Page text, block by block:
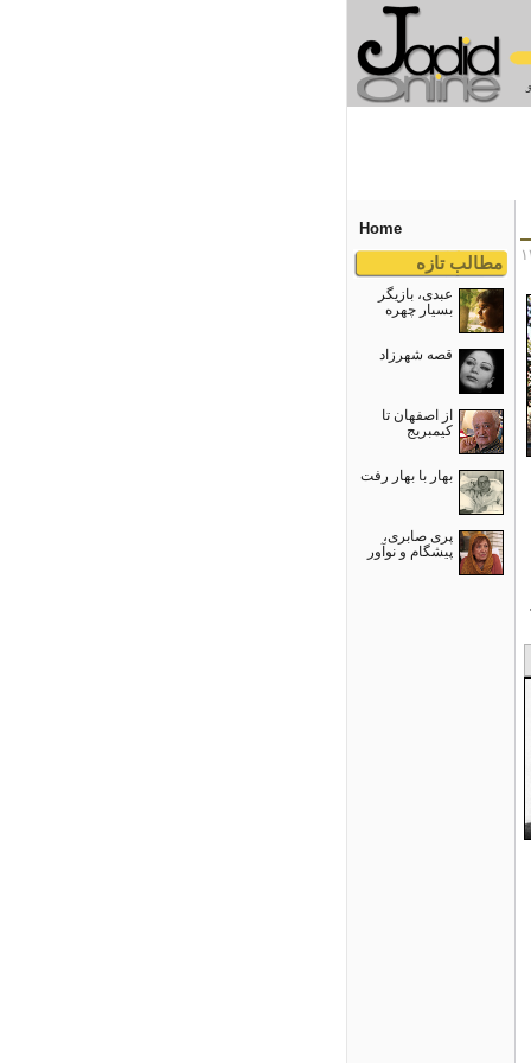
Home
مطالب تازه
عبدی، بازیگر
بسیار چهره
قصه شهرزاد
از اصفهان تا
کیمبریج
بهار با بهار رفت
پری صابری،
پیشگام و نوآور